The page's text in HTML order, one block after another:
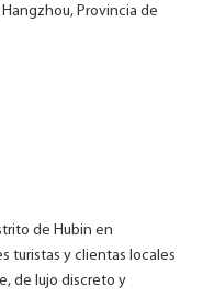
Provincia de
de Hubin en
turistas y clientas locales
de lujo discreto y